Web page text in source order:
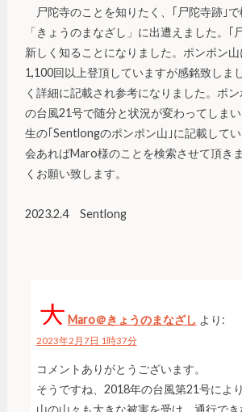
尸陀寺のことを知りたく、｢尸陀寺跡｣
「きょうのまなざし」に出遭えました。｢
新しく知ることになりました。ポンポン山
1,100回以上登頂していますが感銘致しま
く詳細に記載され参考になりました。ポ
の台風21号で随分と状況が変わってしま
生の｢Sentlongのポンポン山｣に記載して
会あればMaro様のことを検索させて頂き
くお願い致します。
2023.2.4 Sentlong
Maro＠きょうのまなざし より:
2023年2月7日 1時37分
コメントありがとうございます。
そうですね、2018年の台風第21号によ